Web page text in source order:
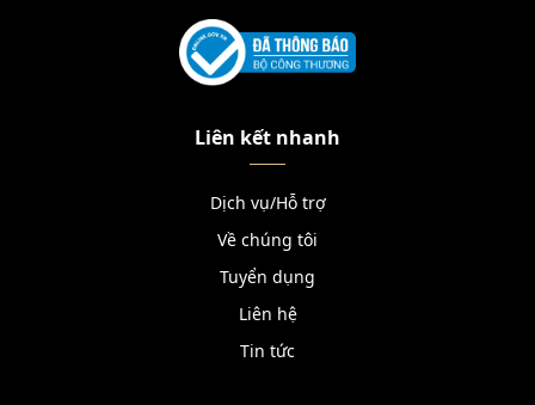
Liên kết nhanh
Dịch vụ/Hỗ trợ
Về chúng tôi
Tuyển dụng
Liên hệ
Tin tức